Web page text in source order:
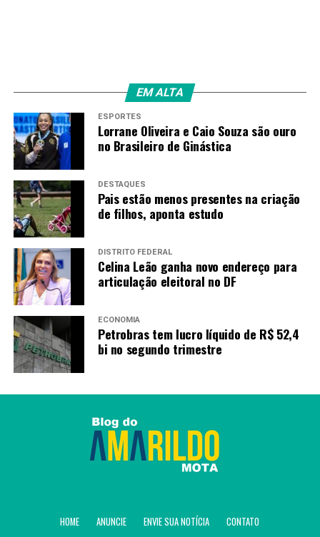
EM ALTA
ESPORTES
Lorrane Oliveira e Caio Souza são ouro
no Brasileiro de Ginástica
DESTAQUES
Pais estão menos presentes na criação
de filhos, aponta estudo
DISTRITO FEDERAL
Celina Leão ganha novo endereço para
articulação eleitoral no DF
ECONOMIA
Petrobras tem lucro líquido de R$ 52,4
bi no segundo trimestre
HOME ANUNCIE ENVIE SUA NOTÍCIA CONTATO